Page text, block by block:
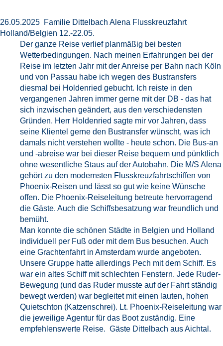
26.05.2025 Familie Dittelbach Alena Flusskreuzfahrt
Holland/Belgien 12.-22.05.
Der ganze Reise verlief planmäßig bei besten
Wetterbedingungen. Nach meinen Erfahrungen bei der
Reise im letzten Jahr mit der Anreise per Bahn nach Köln
und von Passau habe ich wegen des Bustransfers
diesmal bei Holdenried gebucht. Ich reiste in den
vergangenen Jahren immer gerne mit der DB - das hat
sich inzwischen geändert, aus den verschiedensten
Gründen. Herr Holdenried sagte mir vor Jahren, dass
seine Klientel gerne den Bustransfer wünscht, was ich
damals nicht verstehen wollte - heute schon. Die Bus-an
und -abreise war bei dieser Reise bequem und pünktlich
ohne wesentliche Staus auf der Autobahn. Die M/S Alena
gehört zu den modernsten Flusskreuzfahrtschiffen von
Phoenix-Reisen und lässt so gut wie keine Wünsche
offen. Die Phoenix-Reiseleitung betreute hervorragend
die Gäste. Auch die Schiffsbesatzung war freundlich und
bemüht.
Man konnte die schönen Städte in Belgien und Holland
individuell per Fuß oder mit dem Bus besuchen. Auch
eine Grachtenfahrt in Amsterdam wurde angeboten.
Unsere Gruppe hatte allerdings Pech mit dem Schiff. Es
war ein altes Schiff mit schlechten Fenstern. Jede Ruder-
Bewegung (und das Ruder musste auf der Fahrt ständig
bewegt werden) war begleitet mit einen lauten, hohen
Quietschton (Katzenschrei). Lt. Phoenix-Reiseleitung war
die jeweilige Agentur für das Boot zuständig. Eine
empfehlenswerte Reise. Gäste Dittelbach aus Aichtal.